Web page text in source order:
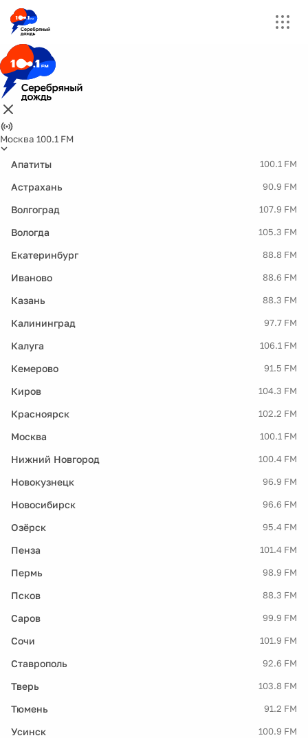
Москва 100.1 FM
Апатиты 100.1 FM
Астрахань 90.9 FM
Волгоград 107.9 FM
Вологда 105.3 FM
Екатеринбург 88.8 FM
Иваново 88.6 FM
Казань 88.3 FM
Калининград 97.7 FM
Калуга 106.1 FM
Кемерово 91.5 FM
Киров 104.3 FM
Красноярск 102.2 FM
Москва 100.1 FM
Нижний Новгород 100.4 FM
Новокузнецк 96.9 FM
Новосибирск 96.6 FM
Озёрск 95.4 FM
Пенза 101.4 FM
Пермь 98.9 FM
Псков 88.3 FM
Саров 99.9 FM
Сочи 101.9 FM
Ставрополь 92.6 FM
Тверь 103.8 FM
Тюмень 91.2 FM
Усинск 100.9 FM